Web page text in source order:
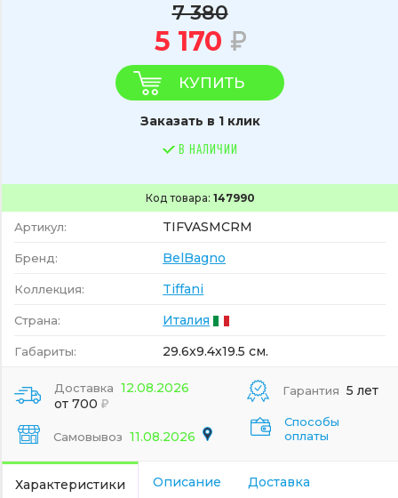
Код товара: 147990
Артикул: TIFVASMCRM
Бренд: BelBagno
Коллекция: Tiffani
Страна: Италия
Габариты: 29.6x9.4x19.5 см.
7 380
5 170
КУПИТЬ
Заказать в 1 клик
В НАЛИЧИИ
Доставка 12.08.2026
от 700
Самовывоз 11.08.2026
Гарантия 5 лет
Способы
оплаты
Характеристики Описание Доставка